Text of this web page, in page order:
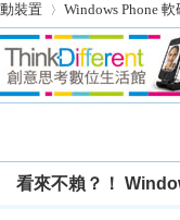
裝置
›
Windows Phone
看來不賴？！